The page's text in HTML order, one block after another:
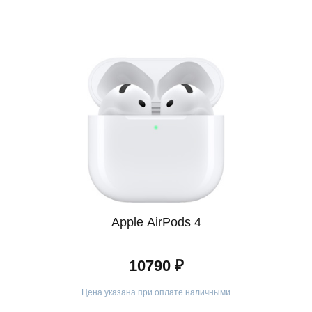
оформите заказ — и мы доставим нужный товар в
ваше доверие и стремимся предложить лучший сервис.
Белгороде через наш сайт и получайте качественный
максимально прозрачны, чтобы вы могли принимать
Apple AirPods 4
10790 ₽
Цена указана при оплате наличными